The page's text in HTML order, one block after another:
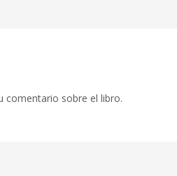
comentario sobre el libro.